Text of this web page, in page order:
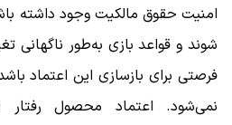
امنیت حقوق مالکیت وجود داشته
شوند و قواعد بازی به‌طور ناگهانی
فرصتی برای بازسازی این اعتماد
نمی‌شود. اعتماد محصول